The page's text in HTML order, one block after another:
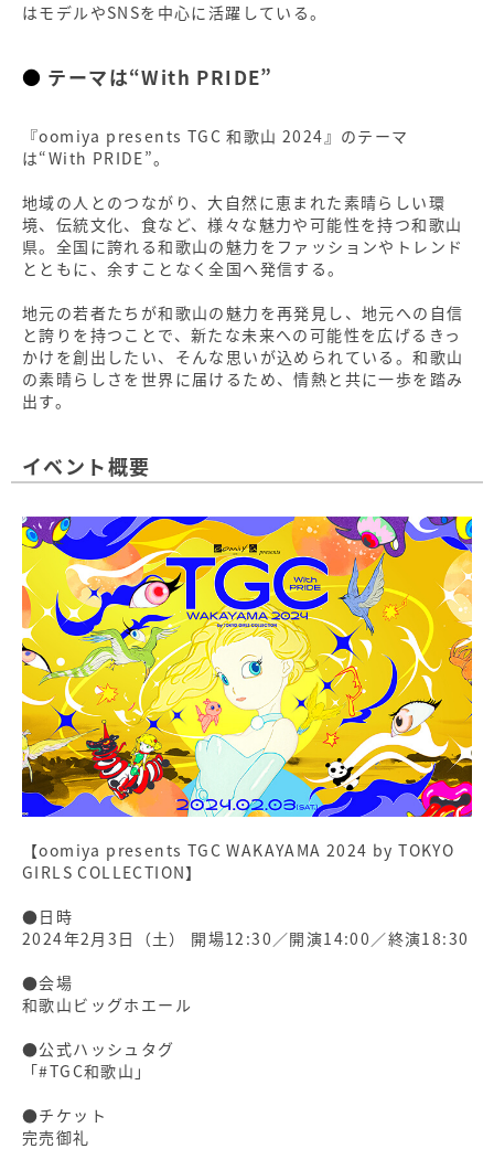
はモデルやSNSを中心に活躍している。
テーマは“With PRIDE”
『oomiya presents TGC 和歌山 2024』のテーマ
は“With PRIDE”。
地域の人とのつながり、大自然に恵まれた素晴らしい環
境、伝統文化、食など、様々な魅力や可能性を持つ和歌山
県。全国に誇れる和歌山の魅力をファッションやトレンド
とともに、余すことなく全国へ発信する。
地元の若者たちが和歌山の魅力を再発見し、地元への自信
と誇りを持つことで、新たな未来への可能性を広げるきっ
かけを創出したい、そんな思いが込められている。和歌山
の素晴らしさを世界に届けるため、情熱と共に一歩を踏み
出す。
イベント概要
【oomiya presents TGC WAKAYAMA 2024 by TOKYO
GIRLS COLLECTION】
●日時
2024年2月3日（土） 開場12:30／開演14:00／終演18:30
●会場
和歌山ビッグホエール
●公式ハッシュタグ
「#TGC和歌山」
●チケット
完売御礼